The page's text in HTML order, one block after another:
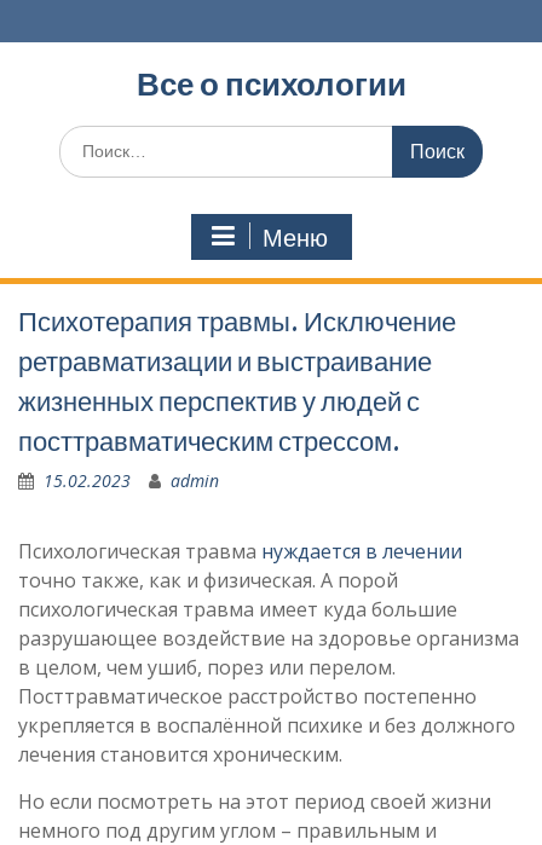
к
Все о психологии
Поиск
по:
Меню
Психотерапия травмы. Исключение
ретравматизации и выстраивание
жизненных перспектив у людей с
посттравматическим стрессом.
15.02.2023 admin
Психологическая травма нуждается в лечении
точно также, как и физическая. А порой
психологическая травма имеет куда большие
разрушающее воздействие на здоровье организма
в целом, чем ушиб, порез или перелом.
Посттравматическое расстройство постепенно
укрепляется в воспалённой психике и без должного
лечения становится хроническим.
Но если посмотреть на этот период своей жизни
немного под другим углом – правильным и